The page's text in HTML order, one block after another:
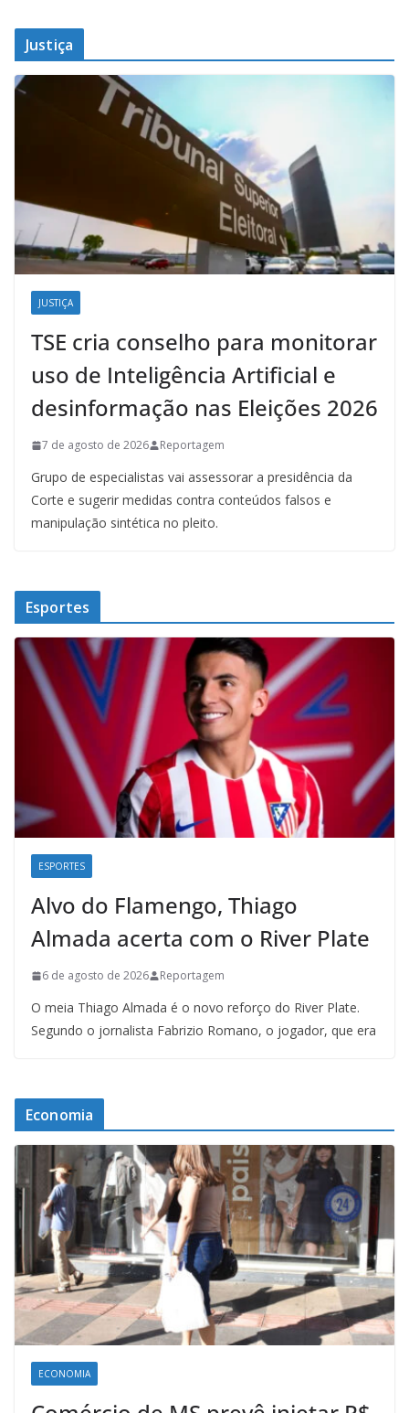
Justiça
JUSTIÇA
TSE cria conselho para monitorar
uso de Inteligência Artificial e
desinformação nas Eleições 2026
7 de agosto de 2026 Reportagem
Grupo de especialistas vai assessorar a presidência da
Corte e sugerir medidas contra conteúdos falsos e
manipulação sintética no pleito.
Esportes
ESPORTES
Alvo do Flamengo, Thiago
Almada acerta com o River Plate
6 de agosto de 2026 Reportagem
O meia Thiago Almada é o novo reforço do River Plate.
Segundo o jornalista Fabrizio Romano, o jogador, que era
Economia
ECONOMIA